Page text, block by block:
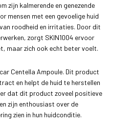
zijn kalmerende en genezende
mensen met een gevoelige huid
roodheid en irritaties. Door dit
zorgt SKIN1004 ervoor
maar zich ook echt beter voelt.
Centella Ampoule. Dit product
en helpt de huid te herstellen
dat dit product zoveel positieve
zijn enthousiast over de
zien in hun huidconditie.